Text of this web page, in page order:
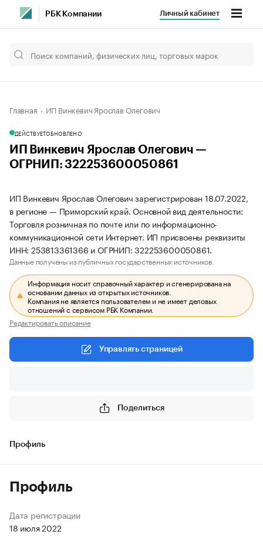
РБК Компании Личный кабинет
Главная ИП Винкевич Ярослав Олегович
ДЕЙСТВУЕТОБНОВЛЕНО
ИП Винкевич Ярослав Олегович —
ОГРНИП: 322253600050861
ИП Винкевич Ярослав Олегович зарегистрирован 18.07.2022,
в регионе — Приморский край. Основной вид деятельности:
Торговля розничная по почте или по информационно-
коммуникационной сети Интернет. ИП присвоены реквизиты
ИНН: 253813361366 и ОГРНИП: 322253600050861.
Данные получены из публичных государственных источников.
Информация носит справочный характер и сгенерирована на
основании данных из открытых источников.
Компания не является пользователем и не имеет деловых
отношений с сервисом РБК Компании.
Редактировать описание
Управлять страницей
Поделиться
Профиль
Профиль
Дата регистрации
18 июля 2022